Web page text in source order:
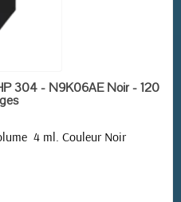
304 - N9K06AE Noir - 120
4 ml. Couleur Noir